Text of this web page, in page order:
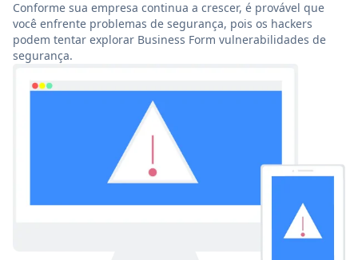
Conforme sua empresa continua a crescer, é provável que
você enfrente problemas de segurança, pois os hackers
podem tentar explorar Business Form vulnerabilidades de
segurança.